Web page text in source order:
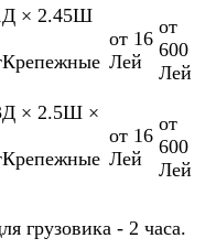
× 2.45Ш
Крепежные
от 16
Лей
от
600
Лей
× 2.5Ш ×
Крепежные
от 16
Лей
от
600
Лей
грузовика - 2 часа.